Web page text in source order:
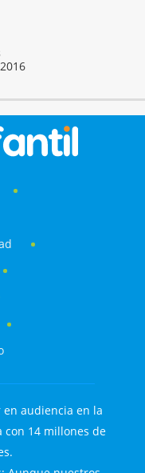
audiencia en la
con 14 millones de